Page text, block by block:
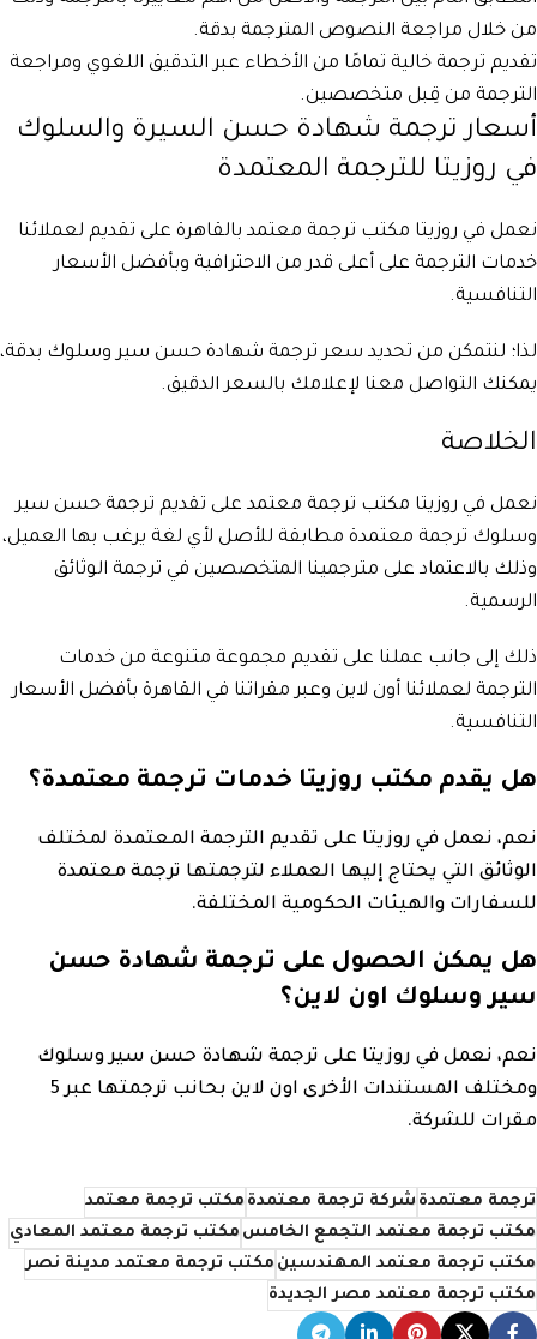
من خلال مراجعة النصوص المترجمة بدقة.
تقديم ترجمة خالية تمامًا من الأخطاء عبر التدقيق اللغوي ومراجعة
الترجمة من قِبل متخصصين.
أسعار ترجمة شهادة حسن السيرة والسلوك
في روزيتا للترجمة المعتمدة
نعمل في روزيتا مكتب ترجمة معتمد بالقاهرة على تقديم لعملائنا
خدمات الترجمة على أعلى قدر من الاحترافية وبأفضل الأسعار
التنافسية.
لذا؛ لنتمكن من تحديد سعر ترجمة شهادة حسن سير وسلوك بدقة،
يمكنك التواصل معنا لإعلامك بالسعر الدقيق.
الخلاصة
نعمل في روزيتا مكتب ترجمة معتمد على تقديم ترجمة حسن سير
وسلوك ترجمة معتمدة مطابقة للأصل لأي لغة يرغب بها العميل،
وذلك بالاعتماد على مترجمينا المتخصصين في ترجمة الوثائق
الرسمية.
ذلك إلى جانب عملنا على تقديم مجموعة متنوعة من خدمات
الترجمة لعملائنا أون لاين وعبر مقراتنا في القاهرة بأفضل الأسعار
التنافسية.
هل يقدم مكتب روزيتا خدمات ترجمة معتمدة؟
نعم، نعمل في روزيتا على تقديم الترجمة المعتمدة لمختلف
الوثائق التي يحتاج إليها العملاء لترجمتها ترجمة معتمدة
للسفارات والهيئات الحكومية المختلفة.
هل يمكن الحصول على ترجمة شهادة حسن
سير وسلوك اون لاين؟
نعم، نعمل في روزيتا على ترجمة شهادة حسن سير وسلوك
ومختلف المستندات الأخرى اون لاين بحانب ترجمتها عبر 5
مقرات للشركة.
ترجمة معتمدة شركة ترجمة معتمدة مكتب ترجمة معتمد
مكتب ترجمة معتمد التجمع الخامس مكتب ترجمة معتمد المعادي
مكتب ترجمة معتمد المهندسين مكتب ترجمة معتمد مدينة نصر
مكتب ترجمة معتمد مصر الجديدة